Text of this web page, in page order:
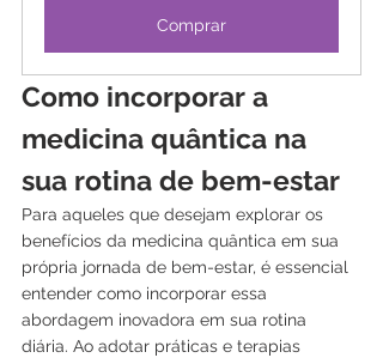
Comprar
Como incorporar a
medicina quântica na
sua rotina de bem-estar
Para aqueles que desejam explorar os
benefícios da medicina quântica em sua
própria jornada de bem-estar, é essencial
entender como incorporar essa
abordagem inovadora em sua rotina
diária. Ao adotar práticas e terapias